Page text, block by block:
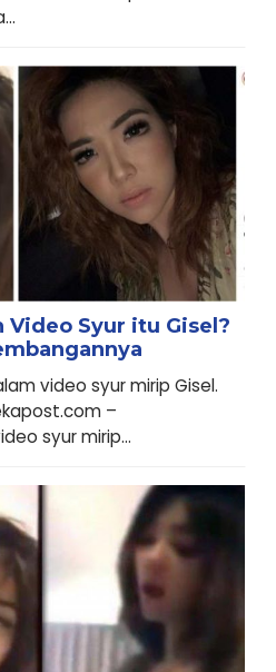
Video Syur itu Gisel?
video syur mirip Gisel.
–
syur mirip...